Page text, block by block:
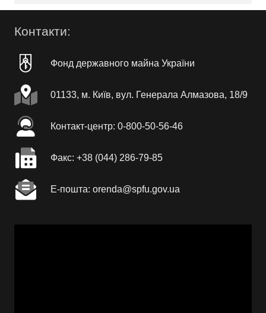
Контакти:
Фонд державного майна України
01133, м. Київ, вул. Генерала Алмазова, 18/9
Контакт-центр: 0-800-50-56-46
Факc: +38 (044) 286-79-85
Е-пошта: orenda@spfu.gov.ua